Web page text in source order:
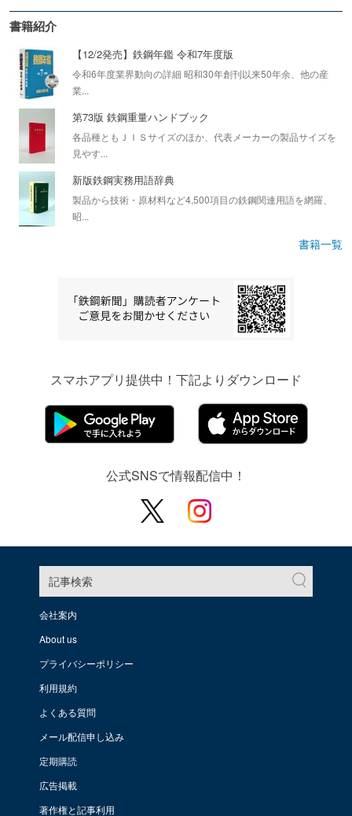
書籍紹介
【12/2発売】鉄鋼年鑑 令和7年度版
令和6年度業界動向の詳細 昭和30年創刊以来50年余、他の産
業...
第73版 鉄鋼重量ハンドブック
各品種ともＪＩＳサイズのほか、代表メーカーの製品サイズを
見やす...
新版鉄鋼実務用語辞典
製品から技術・原材料など4,500項目の鉄鋼関連用語を網羅、
昭...
書籍一覧
スマホアプリ提供中！下記よりダウンロード
公式SNSで情報配信中！
記事検索
会社案内
About us
プライバシーポリシー
利用規約
よくある質問
メール配信申し込み
定期購読
広告掲載
著作権と記事利用